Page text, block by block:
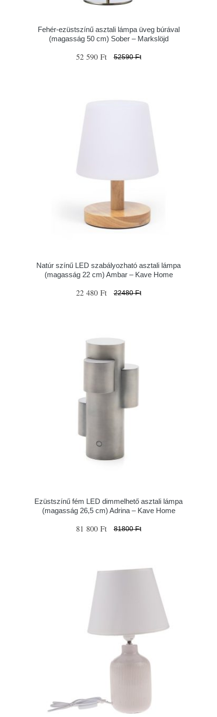
Fehér-ezüstszínű asztali lámpa üveg búrával
(magasság 50 cm) Sober – Markslöjd
52 590 Ft 52590 Ft
Natúr színű LED szabályozható asztali lámpa
(magasság 22 cm) Ambar – Kave Home
22 480 Ft 22480 Ft
Ezüstszínű fém LED dimmelhető asztali lámpa
(magasság 26,5 cm) Adrina – Kave Home
81 800 Ft 81800 Ft